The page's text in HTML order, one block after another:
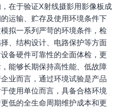
在于验证X射线摄影用影像板成
运输、贮存及使用环境条件下
拟一系列严苛的环境条件，检
、结构设计、电路保护等方面
备硬件可靠性的全面体检，更
能够长期保持高性能、低故障
业而言，通过环境试验是产品
使用单位而言，具备合格环境
低的全生命周期维护成本和更